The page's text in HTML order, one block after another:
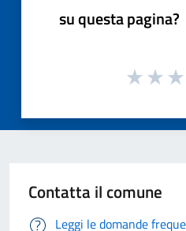
su questa pagina?
Contatta il comune
Leggi le domande